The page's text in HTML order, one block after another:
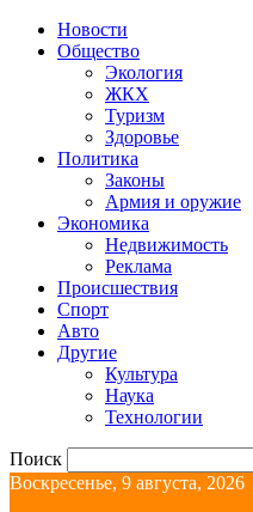
Новости
Общество
Экология
ЖКХ
Туризм
Здоровье
Политика
Законы
Армия и оружие
Экономика
Недвижимость
Реклама
Происшествия
Спорт
Авто
Другие
Культура
Наука
Технологии
Поиск
Воскресенье, 9 августа, 2026